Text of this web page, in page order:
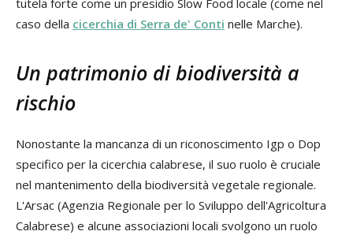
tutela forte come un presidio Slow Food locale (come nel
caso della cicerchia di Serra de' Conti nelle Marche).
Un patrimonio di biodiversità a
rischio
Nonostante la mancanza di un riconoscimento Igp o Dop
specifico per la cicerchia calabrese, il suo ruolo è cruciale
nel mantenimento della biodiversità vegetale regionale.
L'Arsac (Agenzia Regionale per lo Sviluppo dell'Agricoltura
Calabrese) e alcune associazioni locali svolgono un ruolo